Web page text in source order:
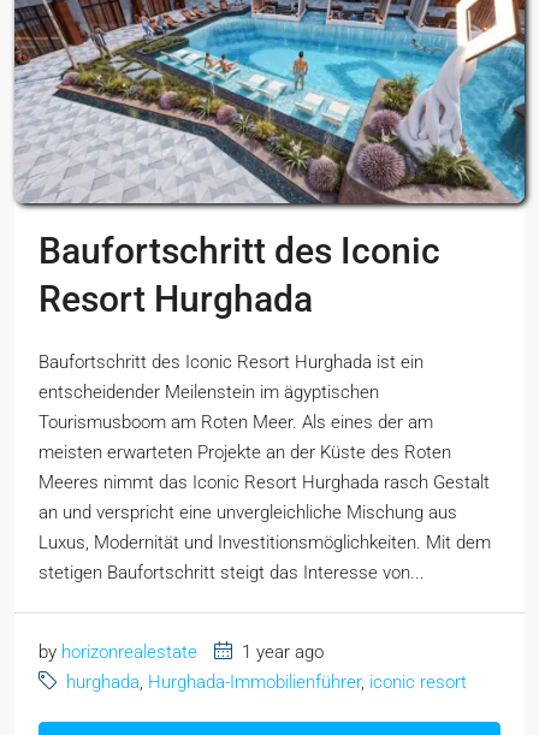
Baufortschritt des Iconic
Resort Hurghada
Baufortschritt des Iconic Resort Hurghada ist ein
entscheidender Meilenstein im ägyptischen
Tourismusboom am Roten Meer. Als eines der am
meisten erwarteten Projekte an der Küste des Roten
Meeres nimmt das Iconic Resort Hurghada rasch Gestalt
an und verspricht eine unvergleichliche Mischung aus
Luxus, Modernität und Investitionsmöglichkeiten. Mit dem
stetigen Baufortschritt steigt das Interesse von...
by horizonrealestate
1 year ago
hurghada, Hurghada-Immobilienführer, iconic resort